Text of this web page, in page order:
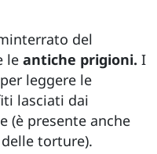
del
le antiche prigioni. I
leggere le
lasciati dai
(è presente anche
torture).